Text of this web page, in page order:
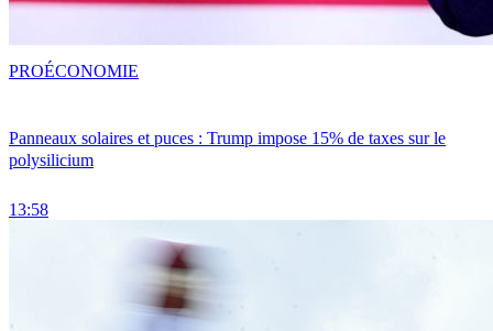
Panneaux solaires et puces : Trump impose 15% de taxes sur le
polysilicium
13:58
PROÉCONOMIE